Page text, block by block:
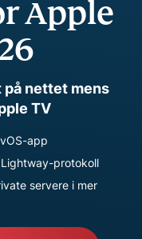
Apple
nettet mens
TV
app
protokoll
servere i mer